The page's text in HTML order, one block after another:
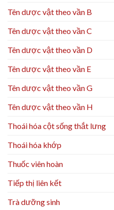
Tên dược vật theo vần B
Tên dược vật theo vần C
Tên dược vật theo vần D
Tên dược vật theo vần E
Tên dược vật theo vần G
Tên dược vật theo vần H
Thoái hóa cột sống thắt lưng
Thoái hóa khớp
Thuốc viên hoàn
Tiếp thị liên kết
Trà dưỡng sinh